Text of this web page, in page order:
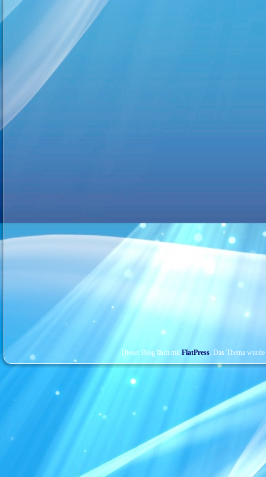
Dieser Blog läuft mit FlatPress. Das Thema